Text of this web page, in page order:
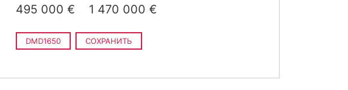
495 000 € 1 470 000 €
DMD1650 СОХРАНИТЬ